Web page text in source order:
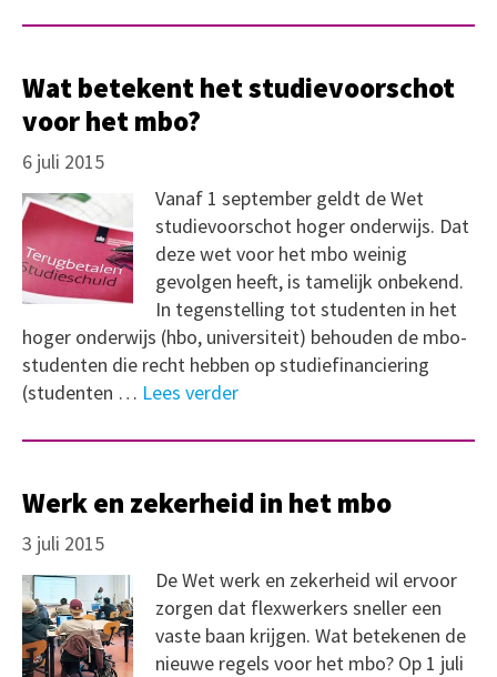
Wat betekent het studievoorschot
voor het mbo?
6 juli 2015
Vanaf 1 september geldt de Wet
studievoorschot hoger onderwijs. Dat
deze wet voor het mbo weinig
gevolgen heeft, is tamelijk onbekend.
In tegenstelling tot studenten in het
hoger onderwijs (hbo, universiteit) behouden de mbo-
studenten die recht hebben op studiefinanciering
(studenten … Lees verder
Werk en zekerheid in het mbo
3 juli 2015
De Wet werk en zekerheid wil ervoor
zorgen dat flexwerkers sneller een
vaste baan krijgen. Wat betekenen de
nieuwe regels voor het mbo? Op 1 juli